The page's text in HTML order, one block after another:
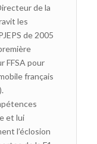
de la
les
de 2005
FFSA pour
français
et lui
l’éclosion